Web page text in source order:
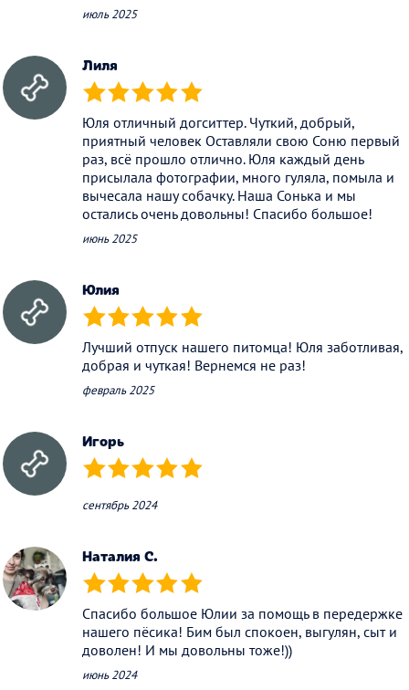
июль 2025
Лиля
(*) (*) (*) (*) (*)
Юля отличный догситтер. Чуткий, добрый,
приятный человек Оставляли свою Соню первый
раз, всё прошло отлично. Юля каждый день
присылала фотографии, много гуляла, помыла и
вычесала нашу собачку. Наша Сонька и мы
остались очень довольны! Спасибо большое!
июнь 2025
Юлия
(*) (*) (*) (*) (*)
Лучший отпуск нашего питомца! Юля заботливая,
добрая и чуткая! Вернемся не раз!
февраль 2025
Игорь
(*) (*) (*) (*) (*)
сентябрь 2024
Наталия С.
(*) (*) (*) (*) (*)
Спасибо большое Юлии за помощь в передержке
нашего пёсика! Бим был спокоен, выгулян, сыт и
доволен! И мы довольны тоже!))
июнь 2024